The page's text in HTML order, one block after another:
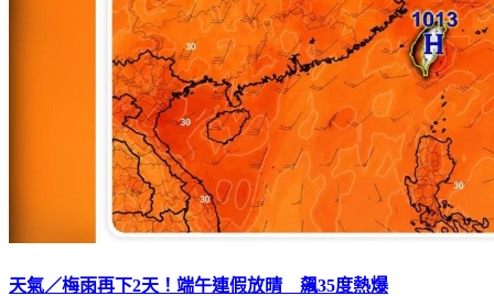
天氣／梅雨再下2天！端午連假放晴 飆35度熱爆